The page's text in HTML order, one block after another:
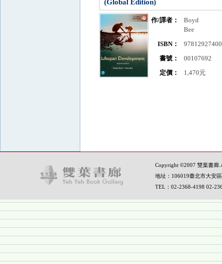
(Global Edition)
作/譯者：
Boyd
Bee
ISBN：
書號：
00107692
定價：
1,470元
Copyright ©2007 雙葉書廊
地址：106019臺北市大安
TEL：02-2368-4198 02-